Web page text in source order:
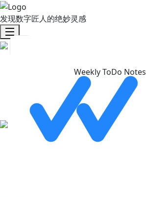
发现数字匠人的绝妙灵感
Weekly ToDo Notes